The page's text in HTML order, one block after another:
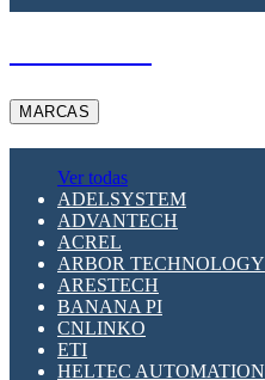
MARCAS
Ver todas
ADELSYSTEM
ADVANTECH
ACREL
ARBOR TECHNOLOGY
ARESTECH
BANANA PI
CNLINKO
ETI
HELTEC AUTOMATION